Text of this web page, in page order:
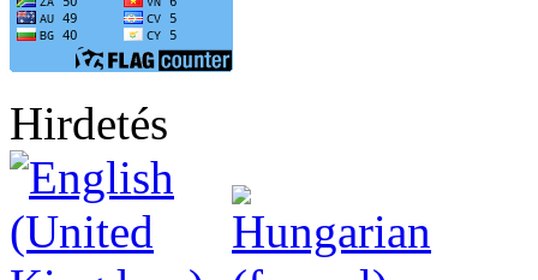
Hirdetés